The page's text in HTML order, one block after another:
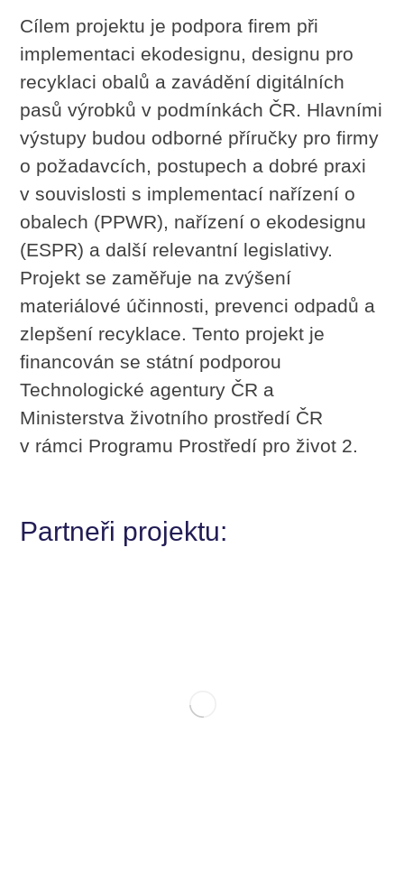
Cílem projektu je podpora firem při
implementaci ekodesignu, designu pro
recyklaci obalů a zavádění digitálních
pasů výrobků v podmínkách ČR. Hlavními
výstupy budou odborné příručky pro firmy
o požadavcích, postupech a dobré praxi
v souvislosti s implementací nařízení o
obalech (PPWR), nařízení o ekodesignu
(ESPR) a další relevantní legislativy.
Projekt se zaměřuje na zvýšení
materiálové účinnosti, prevenci odpadů a
zlepšení recyklace. Tento projekt je
financován se státní podporou
Technologické agentury ČR a
Ministerstva životního prostředí ČR
v rámci Programu Prostředí pro život 2.
Partneři projektu: